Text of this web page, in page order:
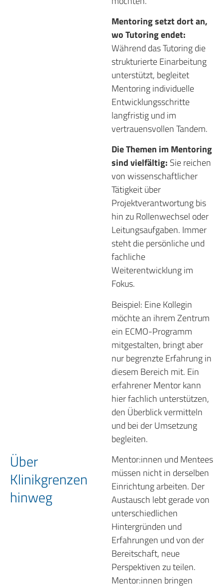
Mentoring setzt dort an,
wo Tutoring endet:
Während das Tutoring die
strukturierte Einarbeitung
unterstützt, begleitet
Mentoring individuelle
Entwicklungsschritte
langfristig und im
vertrauensvollen Tandem.
Die Themen im Mentoring
sind vielfältig: Sie reichen
von wissenschaftlicher
Tätigkeit über
Projektverantwortung bis
hin zu Rollenwechsel oder
Leitungsaufgaben. Immer
steht die persönliche und
fachliche
Weiterentwicklung im
Fokus.
Beispiel: Eine Kollegin
möchte an ihrem Zentrum
ein ECMO-Programm
mitgestalten, bringt aber
nur begrenzte Erfahrung in
diesem Bereich mit. Ein
erfahrener Mentor kann
hier fachlich unterstützen,
den Überblick vermitteln
und bei der Umsetzung
begleiten.
Über
Klinikgrenzen
hinweg
Mentor:innen und Mentees
müssen nicht in derselben
Einrichtung arbeiten. Der
Austausch lebt gerade von
unterschiedlichen
Hintergründen und
Erfahrungen und von der
Bereitschaft, neue
Perspektiven zu teilen.
Mentor:innen bringen